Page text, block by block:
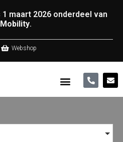
maart 2026 onderdeel van
.
Webshop